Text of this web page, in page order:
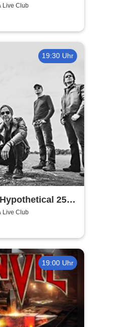
Live Club
19:30 Uhr
25th
Live Club
19:00 Uhr